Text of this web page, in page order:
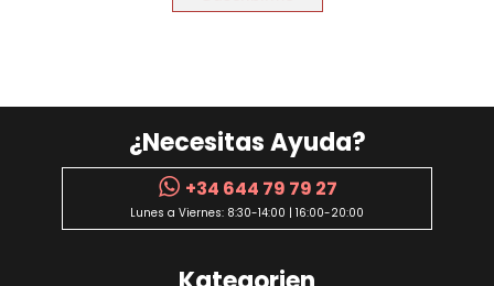
¿Necesitas Ayuda?
+34 644 79 79 27
Lunes a Viernes: 8:30-14:00 | 16:00-20:00